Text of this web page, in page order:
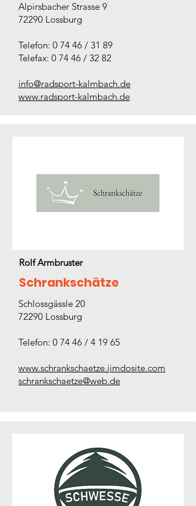
Alpirsbacher Strasse 9
72290 Lossburg
Telefon: 0 74 46 / 31 89
Telefax: 0 74 46 / 32 82
info@radsport-kalmbach.de
www.radsport-kalmbach.de
Rolf Armbruster
Schrankschätze
Schlossgässle 20
72290 Lossburg
Telefon: 0 74 46 / 4 19 65
www.schrankschaetze.jimdosite.com
schrankschaetze@web.de